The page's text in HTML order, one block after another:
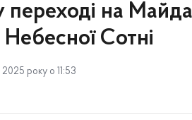
переході на
Небесної Сотні
року о 11:53